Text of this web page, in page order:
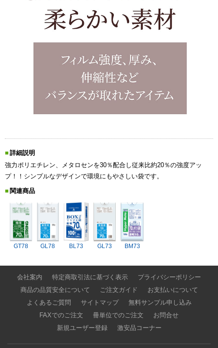
詳細説明
強力ポリエチレン、メタロセンを30％配合し従来比約20％の強度アッ
プ！！シンプルなデザインで環境にもやさしい袋です。
関連商品
GT78 GL78 BL73 GL73 BM73
会社案内 特定商取引法に基づく表示
プライバシーポリシー
商品の品質安全について
ご注文ガイド
お支払いについて
よくあるご質問
サイトマップ
無料サンプル申し込み
FAXでのご注文
冊単位でのご注文
お問合せ
新規ユーザー登録
激安品コーナー